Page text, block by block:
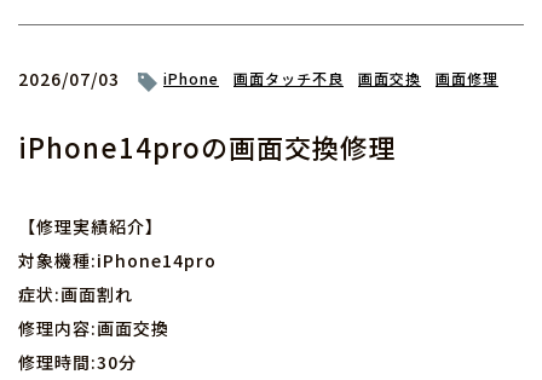
2026/07/03 iPhone 画面タッチ不良 画面交換 画面修理
iPhone14proの画面交換修理
【修理実績紹介】
対象機種:iPhone14pro
症状:画面割れ
修理内容:画面交換
修理時間:30分